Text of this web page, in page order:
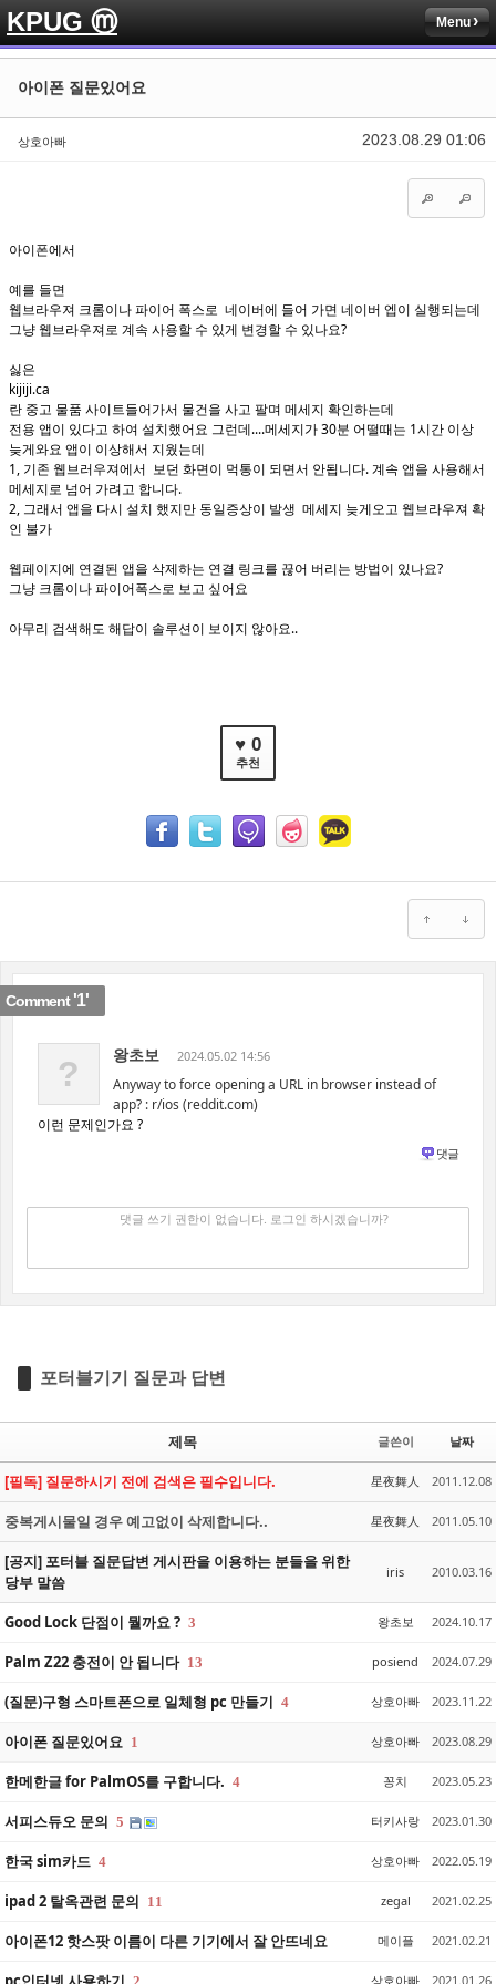
KPUG ⓜ Menu
2023.08.29 01:06
아이폰 질문있어요
상호아빠
아이폰에서
예를 들면
웹브라우져 크롬이나 파이어 폭스로 네이버에 들어 가면 네이버 엡이 실행되는데
그냥 웹브라우져로 계속 사용할 수 있게 변경할 수 있나요?
싫은
kijiji.ca
란 중고 물품 사이트들어가서 물건을 사고 팔며 메세지 확인하는데
전용 앱이 있다고 하여 설치했어요 그런데....메세지가 30분 어떨때는 1시간 이상
늦게와요 앱이 이상해서 지웠는데
1, 기존 웹브러우져에서 보던 화면이 먹통이 되면서 안됩니다. 계속 앱을 사용해서
메세지로 넘어 가려고 합니다.
2, 그래서 앱을 다시 설치 했지만 동일증상이 발생 메세지 늦게오고 웹브라우져 확
인 불가
웹페이지에 연결된 앱을 삭제하는 연결 링크를 끊어 버리는 방법이 있나요?
그냥 크롬이나 파이어폭스로 보고 싶어요
아무리 검색해도 해답이 솔루션이 보이지 않아요..
♥ 0
추천
Comment'1'
? 왕초보 2024.05.02 14:56
Anyway to force opening a URL in browser instead of
app? : r/ios (reddit.com)
이런 문제인가요 ?
댓글
댓글 쓰기 권한이 없습니다. 로그인 하시겠습니까?
포터블기기 질문과 답변
제목 글쓴이 날짜
[필독] 질문하시기 전에 검색은 필수입니다. 星夜舞人 2011.12.08
중복게시물일 경우 예고없이 삭제합니다.. 星夜舞人 2011.05.10
[공지] 포터블 질문답변 게시판을 이용하는 분들을 위한
당부 말씀
iris 2010.03.16
Good Lock 단점이 뭘까요 ? 3 왕초보 2024.10.17
Palm Z22 충전이 안 됩니다 13 posiend 2024.07.29
(질문)구형 스마트폰으로 일체형 pc 만들기 4 상호아빠 2023.11.22
아이폰 질문있어요 1 상호아빠 2023.08.29
한메한글 for PalmOS를 구합니다. 4 꽁치 2023.05.23
서피스듀오 문의 5 터키사랑 2023.01.30
한국 sim카드 4 상호아빠 2022.05.19
ipad 2 탈옥관련 문의 11 zegal 2021.02.25
아이폰12 핫스팟 이름이 다른 기기에서 잘 안뜨네요 메이플 2021.02.21
상호아빠 2021.01.26
Sketchbook5, 스케치북5
Sketchbook5, 스케치북5
Sketchbook5, 스케치북5
Sketchbook5, 스케치북5